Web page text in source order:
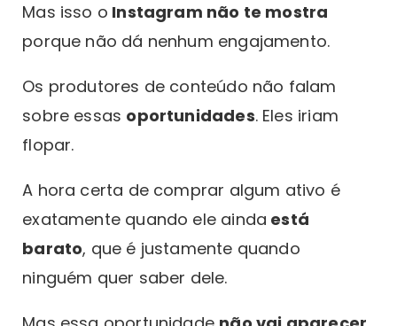
Mas isso o Instagram não te mostra
porque não dá nenhum engajamento.
Os produtores de conteúdo não falam
sobre essas oportunidades. Eles iriam
flopar.
A hora certa de comprar algum ativo é
exatamente quando ele ainda está
barato, que é justamente quando
ninguém quer saber dele.